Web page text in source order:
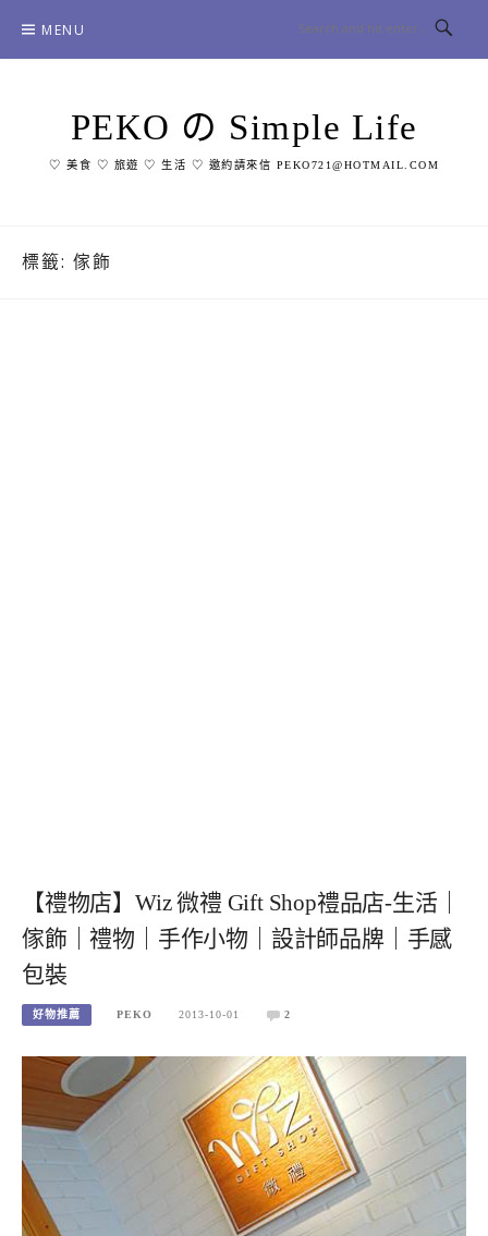
content
MENU
PEKO の Simple Life
♡ 美食 ♡ 旅遊 ♡ 生活 ♡ 邀約請來信 PEKO721@HOTMAIL.COM
標籤: 傢飾
【禮物店】Wiz 微禮 Gift Shop禮品店-生活｜
傢飾｜禮物｜手作小物｜設計師品牌｜手感
包裝
好物推薦 PEKO 2013-10-01 2